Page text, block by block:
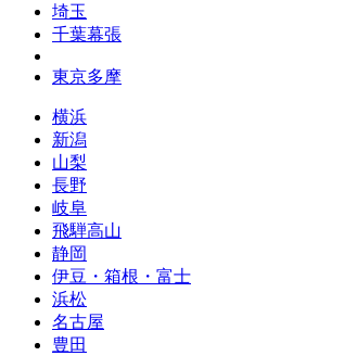
埼玉
千葉幕張
東京多摩
横浜
新潟
山梨
長野
岐阜
飛騨高山
静岡
伊豆・箱根・富士
浜松
名古屋
豊田